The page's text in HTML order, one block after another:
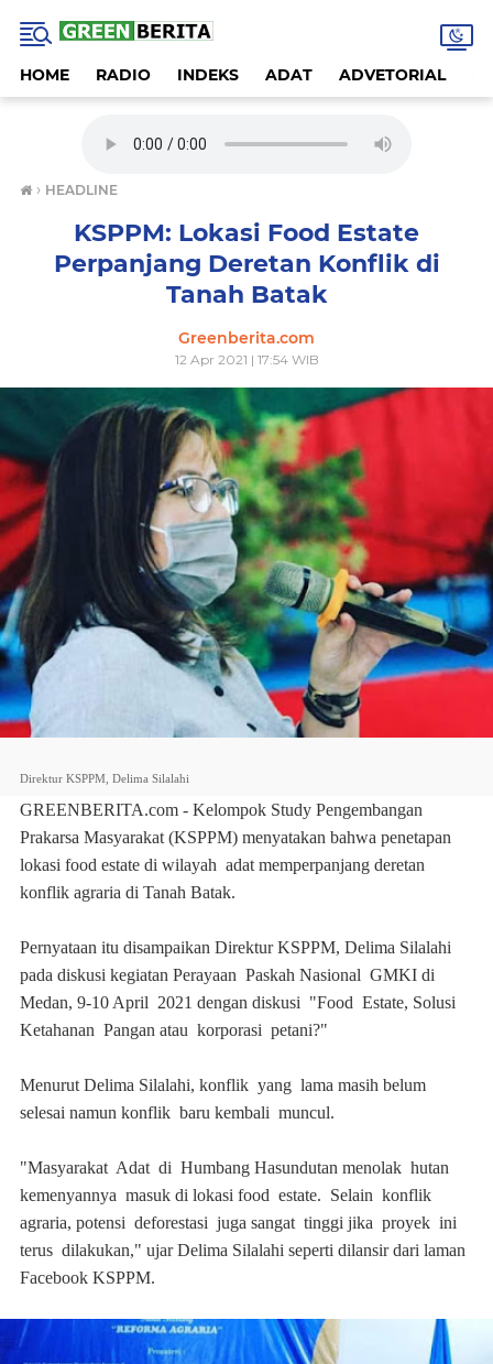
HOME RADIO INDEKS ADAT ADVETORIAL
› HEADLINE
KSPPM: Lokasi Food Estate
Perpanjang Deretan Konflik di
Tanah Batak
Greenberita.com
12 Apr 2021 | 17:54 WIB
Direktur KSPPM, Delima Silalahi
GREENBERITA.com - Kelompok Study Pengembangan
Prakarsa Masyarakat (KSPPM) menyatakan bahwa penetapan
lokasi food estate di wilayah adat memperpanjang deretan
konflik agraria di Tanah Batak.
Pernyataan itu disampaikan Direktur KSPPM, Delima Silalahi
pada diskusi kegiatan Perayaan Paskah Nasional GMKI di
Medan, 9-10 April 2021 dengan diskusi "Food Estate, Solusi
Ketahanan Pangan atau korporasi petani?"
Menurut Delima Silalahi, konflik yang lama masih belum
selesai namun konflik baru kembali muncul.
"Masyarakat Adat di Humbang Hasundutan menolak hutan
kemenyannya masuk di lokasi food estate. Selain konflik
agraria, potensi deforestasi juga sangat tinggi jika proyek ini
terus dilakukan," ujar Delima Silalahi seperti dilansir dari laman
Facebook KSPPM.